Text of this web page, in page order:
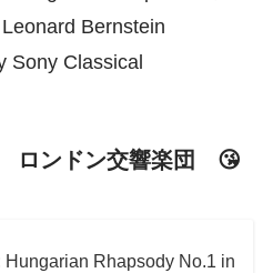
Bernstein
Sony Classical
ロンドン交響楽団 😘
Hungarian Rhapsody No.1 in